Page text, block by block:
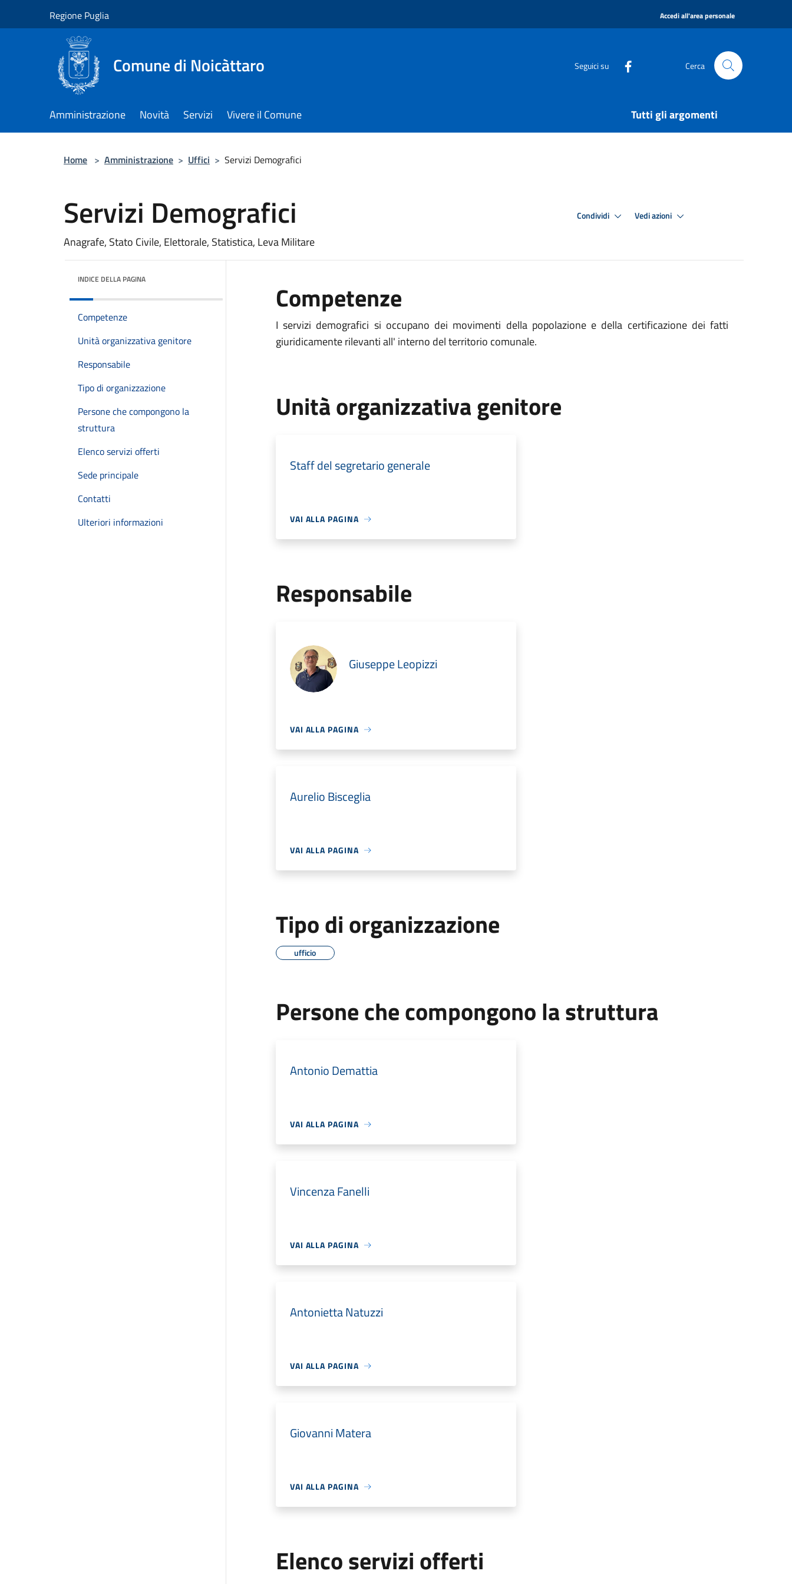
Regione Puglia Accedi all'area personale
Comune di Noicàttaro Seguici su Cerca
Amministrazione Novità Servizi Vivere il Comune Tutti gli argomenti
Home > Amministrazione > Uffici > Servizi Demografici
Servizi Demografici
Anagrafe, Stato Civile, Elettorale, Statistica, Leva Militare
Condividi Vedi azioni
INDICE DELLA PAGINA
Competenze
Unità organizzativa genitore
Responsabile
Tipo di organizzazione
Persone che compongono la
struttura
Elenco servizi offerti
Sede principale
Contatti
Ulteriori informazioni
Competenze
I servizi demografici si occupano dei movimenti della popolazione e della certificazione dei fatti
giuridicamente rilevanti all' interno del territorio comunale.
Unità organizzativa genitore
Staff del segretario generale
VAI ALLA PAGINA
Responsabile
Giuseppe Leopizzi
VAI ALLA PAGINA
Aurelio Bisceglia
VAI ALLA PAGINA
Tipo di organizzazione
ufficio
Persone che compongono la struttura
Antonio Demattia
VAI ALLA PAGINA
Vincenza Fanelli
VAI ALLA PAGINA
Antonietta Natuzzi
VAI ALLA PAGINA
Giovanni Matera
VAI ALLA PAGINA
Elenco servizi offerti